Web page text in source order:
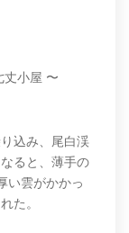
丈小屋 〜
込み、尾白渓
ると、薄手の
い雲がかかっ
た。